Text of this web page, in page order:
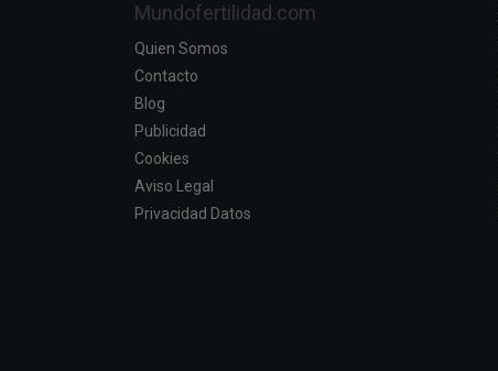
Mundofertilidad.com
Quien Somos
Contacto
Blog
Publicidad
Cookies
Aviso Legal
Privacidad Datos